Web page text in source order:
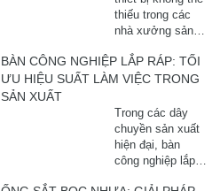
thiếu trong các
nhà xưởng sản
nhiên, mỗi mô
hình sản xuất lại
đòi hỏi việc
BÀN CÔNG NGHIỆP LẮP RÁP: TỐI
ƯU HIỆU SUẤT LÀM VIỆC TRONG
SẢN XUẤT
Trong các dây
chuyền sản xuất
hiện đại, bàn
công nghiệp lắp